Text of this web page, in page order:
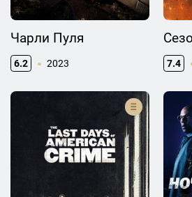
Чарли Пуля
6.2 2023 7.4